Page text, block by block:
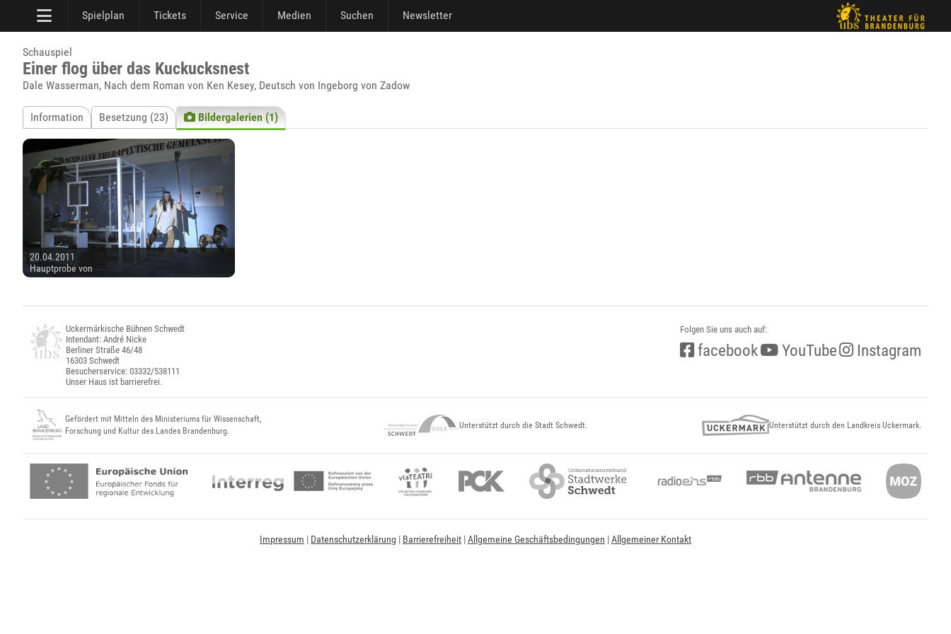
Spielplan Tickets Service Medien Suchen Newsletter
Schauspiel
Einer flog über das Kuckucksnest
Dale Wasserman, Nach dem Roman von Ken Kesey, Deutsch von Ingeborg von Zadow
Information Besetzung (23) Bildergalerien (1)
20.04.2011
Hauptprobe von
Uckermärkische Bühnen Schwedt
Intendant: André Nicke
Berliner Straße 46/48
16303 Schwedt
Besucherservice: 03332/538111
Unser Haus ist barrierefrei.
Folgen Sie uns auch auf:
facebook YouTube Instagram
Gefördert mit Mitteln des Ministeriums für Wissenschaft,
Forschung und Kultur des Landes Brandenburg.
Unterstützt durch die Stadt Schwedt. Unterstützt durch den Landkreis Uckermark.
Impressum | Datenschutzerklärung | Barrierefreiheit |Allgemeine Geschäftsbedingungen |Allgemeiner Kontakt